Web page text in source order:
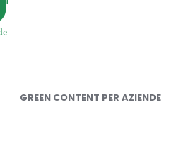
GREEN CONTENT PER AZIENDE